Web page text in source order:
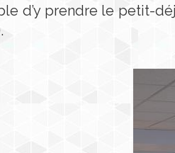
d’y prendre le petit-